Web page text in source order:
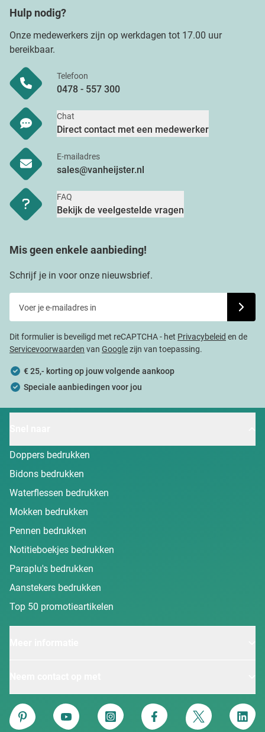
Hulp nodig?
Onze medewerkers zijn op werkdagen tot 17.00 uur
bereikbaar.
Telefoon
0478 - 557 300
Chat
Direct contact met een medewerker
E-mailadres
sales@vanheijster.nl
FAQ
Bekijk de veelgestelde vragen
Mis geen enkele aanbieding!
Schrijf je in voor onze nieuwsbrief.
Dit formulier is beveiligd met reCAPTCHA - het Privacybeleid en de
Servicevoorwaarden van Googlezijn van toepassing.
€ 25,- korting op jouw volgende aankoop
Speciale aanbiedingen voor jou
Doppers bedrukken
Bidons bedrukken
Waterflessen bedrukken
Mokken bedrukken
Pennen bedrukken
Notitieboekjes bedrukken
Paraplu's bedrukken
Aanstekers bedrukken
Top 50 promotieartikelen
Van Heijster
Pinterest
YouTube Instagram Facebook Twitter